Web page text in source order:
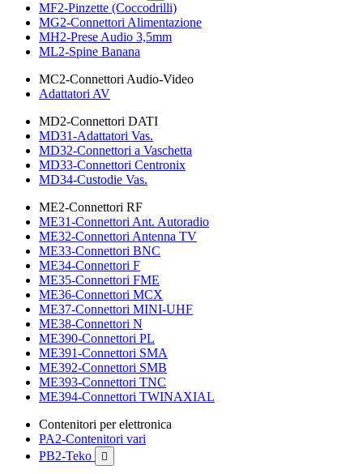
MF2-Pinzette (Coccodrilli)
MG2-Connettori Alimentazione
MH2-Prese Audio 3,5mm
ML2-Spine Banana
MC2-Connettori Audio-Video
Adattatori AV
MD2-Connettori DATI
MD31-Adattatori Vas.
MD32-Connettori a Vaschetta
MD33-Connettori Centronix
MD34-Custodie Vas.
ME2-Connettori RF
ME31-Connettori Ant. Autoradio
ME32-Connettori Antenna TV
ME33-Connettori BNC
ME34-Connettori F
ME35-Connettori FME
ME36-Connettori MCX
ME37-Connettori MINI-UHF
ME38-Connettori N
ME390-Connettori PL
ME391-Connettori SMA
ME392-Connettori SMB
ME393-Connettori TNC
ME394-Connettori TWINAXIAL
Contenitori per elettronica
PA2-Contenitori vari
PB2-Teko
